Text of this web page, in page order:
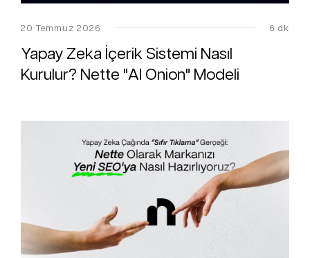
20 Temmuz 2026 6 dk
Yapay Zeka İçerik Sistemi Nasıl
Kurulur? Nette "AI Onion" Modeli